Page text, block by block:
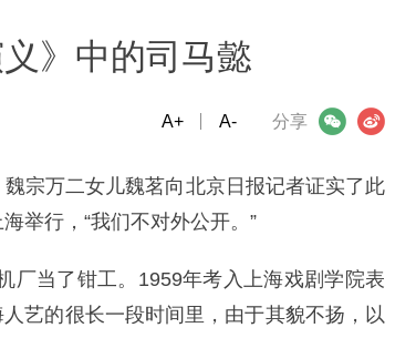
》中的司马懿
分享
微信 微博
A+ A-
宗万二女儿魏茗向北京日报记者证实了此
举行，“我们不对外公开。”
厂当了钳工。1959年考入上海戏剧学院表
艺的很长一段时间里，由于其貌不扬，以